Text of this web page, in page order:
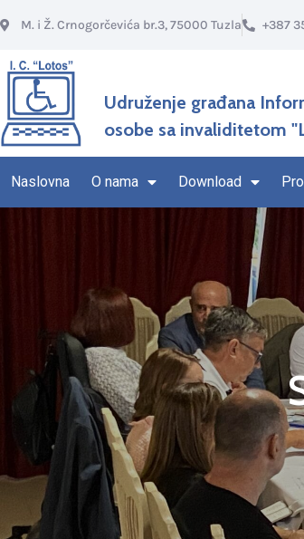
M. i Ž. Crnogorčevića br.3, 75000 Tuzla +387
Udruženje građana
osobe sa invaliditetom
Naslovna O nama Download